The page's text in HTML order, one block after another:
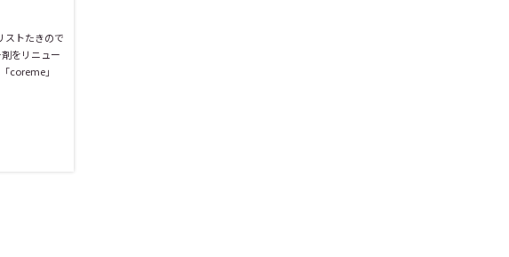
ストたきので
をリニュー
coreme」